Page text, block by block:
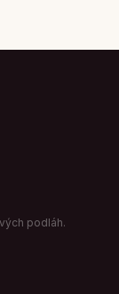
podláh.